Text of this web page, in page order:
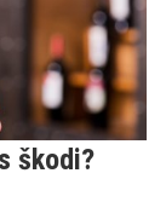
škodi?